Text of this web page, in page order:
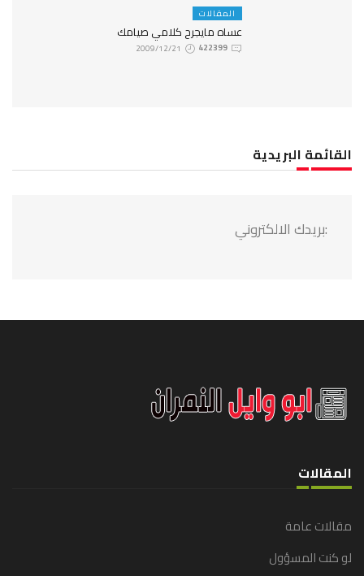
المقالات
عساه مايجرح كلامي صيامك
القائمة البريدية
:بريدك الالكتروني
المقالات
مقالات عامة
لو كنت المسؤول